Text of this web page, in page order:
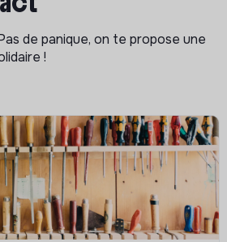
de panique, on te propose une
!